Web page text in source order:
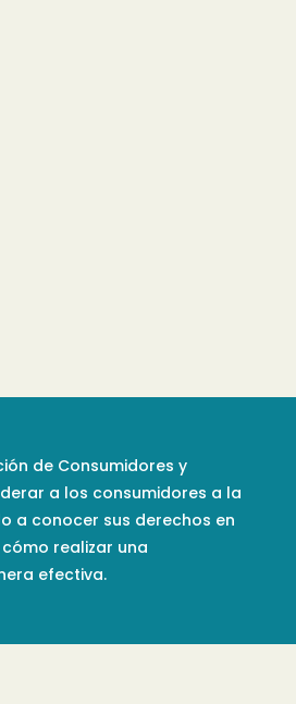
de Consumidores y
a los consumidores a la
a conocer sus derechos en
realizar una
efectiva.